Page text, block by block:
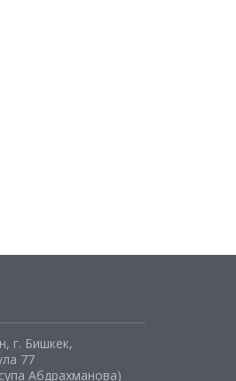
г. Бишкек,
77
Абдрахманова)